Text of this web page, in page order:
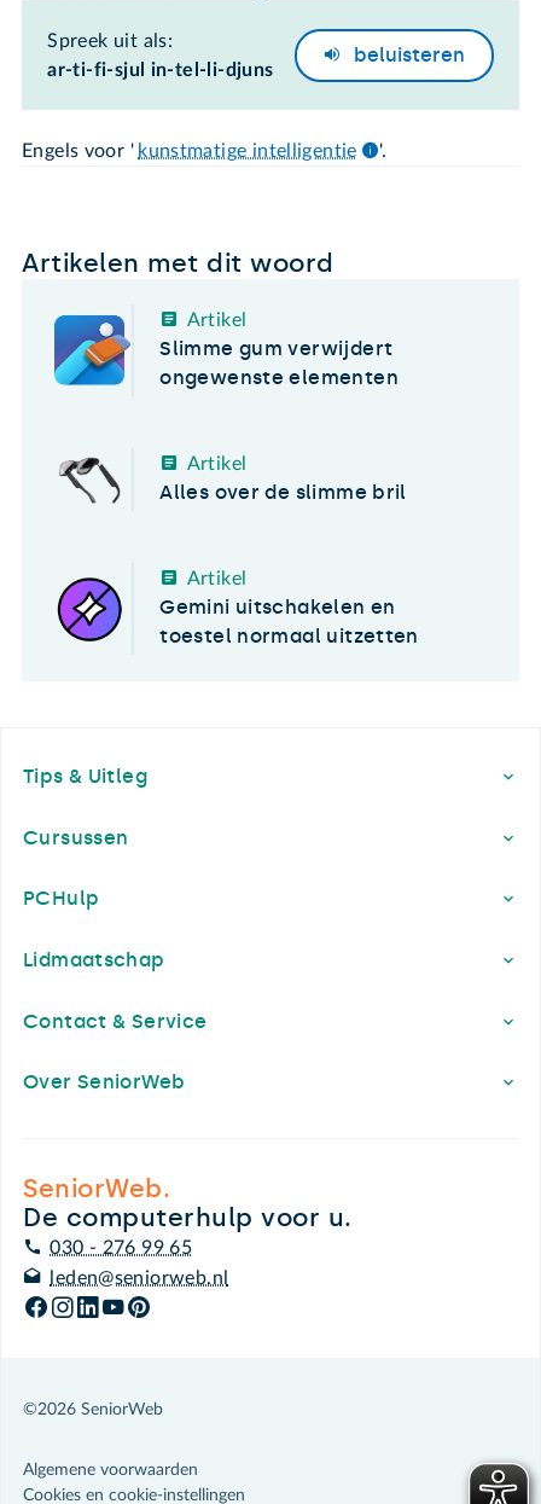
Spreek uit als:
ar-ti-fi-sjul in-tel-li-djuns
beluisteren
Engels voor ' kunstmatige intelligentie '.
Artikelen met dit woord
Artikel
Slimme gum verwijdert
ongewenste elementen
Artikel
Alles over de slimme bril
Artikel
Gemini uitschakelen en
toestel normaal uitzetten
Tips & Uitleg
Cursussen
PCHulp
Lidmaatschap
Contact & Service
Over SeniorWeb
SeniorWeb.
De computerhulp voor u.
030 - 276 99 65
leden@seniorweb.nl
©2026 SeniorWeb
Algemene voorwaarden
Cookies en cookie-instellingen